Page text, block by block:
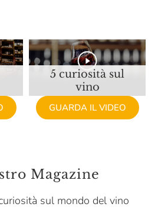
5 curiosità sul
vino
GUARDA IL VIDEO
Magazine
sul mondo del vino